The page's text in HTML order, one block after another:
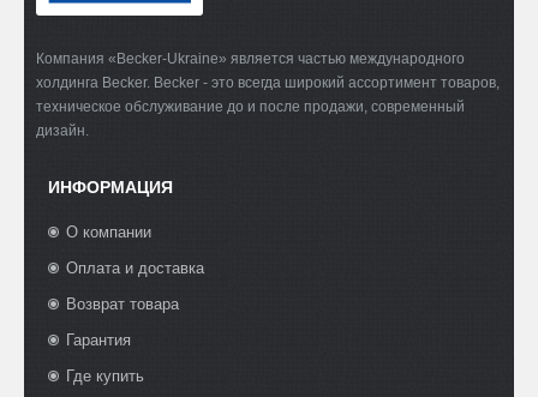
Компания «Becker-Ukraine» является частью международного
холдинга Becker. Becker - это всегда широкий ассортимент товаров,
техническое обслуживание до и после продажи, современный
дизайн.
ИНФОРМАЦИЯ
О компании
Оплата и доставка
Возврат товара
Гарантия
Где купить